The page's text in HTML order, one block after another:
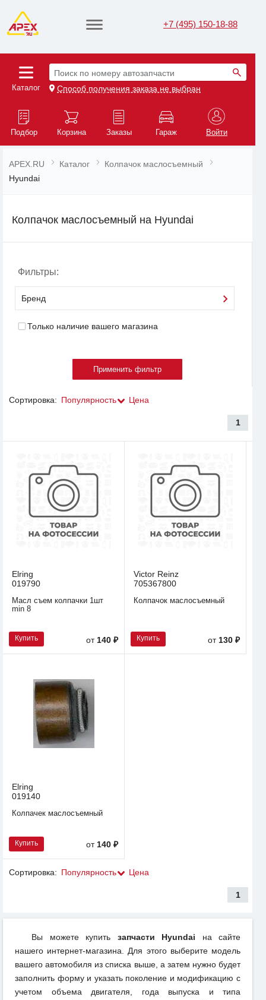
+7 (495) 150-18-88
Каталог
Поиск по номеру автозапчасти
Способ получения заказа не выбран
Подбор Корзина Заказы Гараж Войти
APEX.RU Каталог
Колпачок маслосъемный
Hyundai
Колпачок маслосъемный на Hyundai
Фильтры:
Бренд
Только наличие вашего магазина
Сортировка: Популярность Цена
1
Elring
019790
Масл съем колпачки 1шт
min 8
Купить от 140 ₽
Victor Reinz
705367800
Колпачок маслосъемный
Купить от 130 ₽
Elring
019140
Колпачек маслосъемный
Купить от140 ₽
Сортировка: Популярность Цена
1
Вы можете купить запчасти Hyundai на сайте
нашего интернет-магазина. Для этого выберите модель
вашего автомобиля из списка выше, а затем нужно будет
заполнить форму и указать поколение и модификацию с
учетом объема двигателя, года выпуска и типа